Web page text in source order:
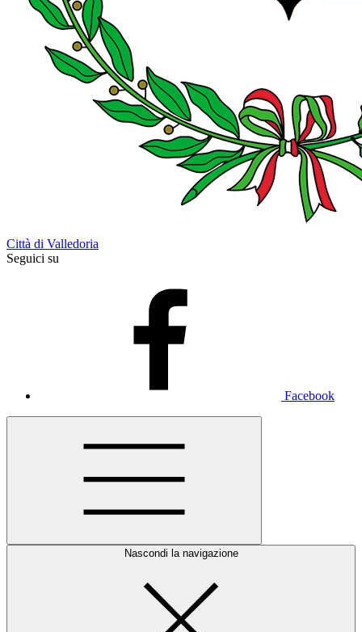
Città di Valledoria
Seguici su
Facebook
Nascondi la navigazione